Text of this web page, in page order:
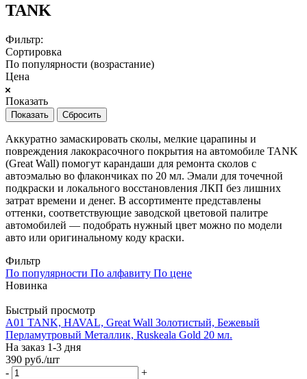
TANK
Фильтр:
Сортировка
По популярности (возрастание)
Цена
Показать
Сбросить
Аккуратно замаскировать сколы, мелкие царапины и
повреждения лакокрасочного покрытия на автомобиле TANK
(Great Wall) помогут карандаши для ремонта сколов с
автоэмалью во флакончиках по 20 мл. Эмали для точечной
подкраски и локального восстановления ЛКП без лишних
затрат времени и денег. В ассортименте представлены
оттенки, соответствующие заводской цветовой палитре
автомобилей — подобрать нужный цвет можно по модели
авто или оригинальному коду краски.
Фильтр
По популярности По алфавиту По цене
Новинка
Быстрый просмотр
A01 TANK, HAVAL, Great Wall Золотистый, Бежевый
Перламутровый Металлик, Ruskeala Gold 20 мл.
На заказ 1-3 дня
390 руб./шт
-
+